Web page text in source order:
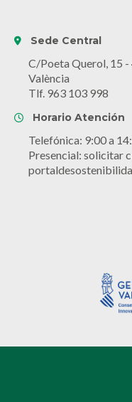
Sede Central
C/Poeta Querol, 15 -
València
Tlf. 963 103 998
Horario Atención
Telefónica: 9:00 a
Presencial: solicitar